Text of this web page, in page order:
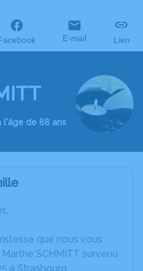
E-mail Lien
l'âge de 88 ans
que nous vous
SCHMITT survenu
à Strasbourg.